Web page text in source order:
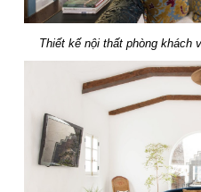
Thiết kế nội thất phòng khách